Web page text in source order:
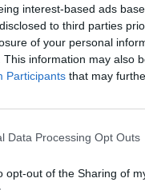
interest-based ads
to third parties
of your personal
This information may also
Participants that may
Data Processing Opt Outs
opt-out of the Sharing of
Llevamos
liga nacional, es
partners
de cara al
en España, Italia y
la competición
el colofón de la
las caras los cuatro